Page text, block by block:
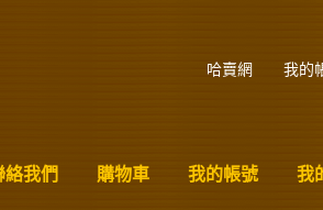
哈賣網 我的
絡我們 購物車 我的帳號 我